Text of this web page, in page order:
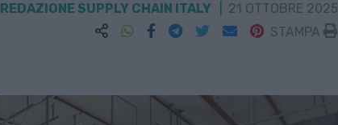
REDAZIONE SUPPLY CHAIN ITALY
21 OTTOBRE 2025
STAMPA